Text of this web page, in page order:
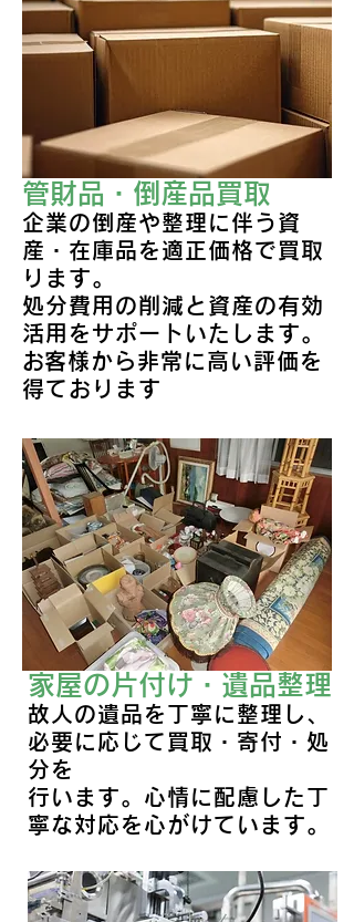
管財品・倒産品買取
企業の倒産や整理に伴う資
産・在庫品を適正価格で買取
ります。
​処分費用の削減と資産の有効
活用をサポートいたします。
​お客様から非常に高い評価を
得ております
家屋の片付け・遺品整理
故人の遺品を丁寧に整理し、
必要に応じて買取・寄付・処
分を
​行います。心情に配慮した丁
寧な対応を心がけています。